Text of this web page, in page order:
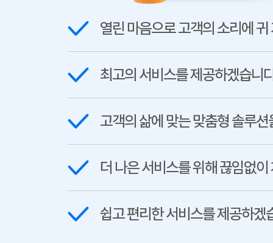
열린 마음으로 고객의 소리에
최고의 서비스를 제공하겠습니
고객의 삶에 맞는 맞춤형 솔루
더 나은 서비스를 위해 끊임없
쉽고 편리한 서비스를 제공하겠